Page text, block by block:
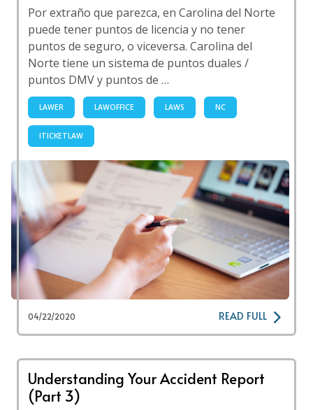
Por extraño que parezca, en Carolina del Norte
puede tener puntos de licencia y no tener
puntos de seguro, o viceversa. Carolina del
Norte tiene un sistema de puntos duales /
puntos DMV y puntos de …
LAWER LAWOFFICE LAWS NC
ITICKETLAW
04/22/2020 READ FULL
Understanding Your Accident Report
(Part 3)